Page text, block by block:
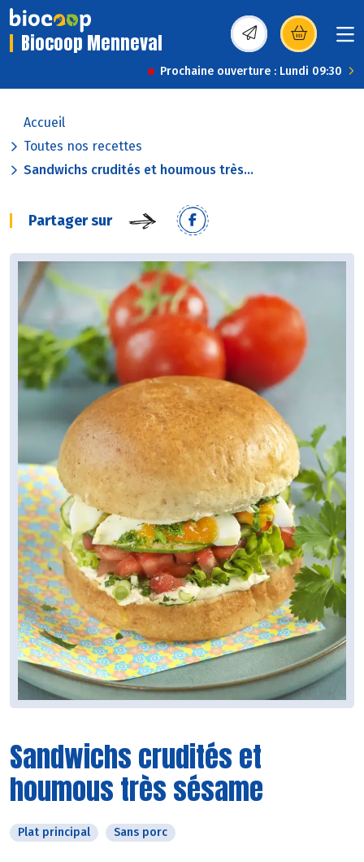
Biocoop Menneval (s’ouvre dans une
Prochaine ouverture : Lundi 09:30
Accueil
Toutes nos recettes
Sandwichs crudités et houmous très...
Partager sur
Sandwichs crudités et
houmous très sésame
Plat principal Sans porc